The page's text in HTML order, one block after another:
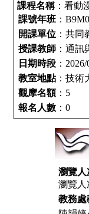
課程名稱：看動
課號年班 ：
開課單位 ：共
授課教師 ：通
日期時段 ：
教室地點：技術
觀摩名額：5
報名人數 ：0
瀏覽人
瀏覽
教務處